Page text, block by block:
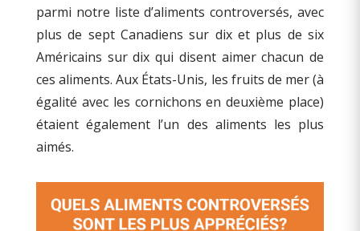
parmi notre liste d’aliments controversés, avec
plus de sept Canadiens sur dix et plus de six
Américains sur dix qui disent aimer chacun de
ces aliments. Aux États-Unis, les fruits de mer (à
égalité avec les cornichons en deuxième place)
étaient également l’un des aliments les plus
aimés.